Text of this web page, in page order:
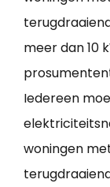
meer dan 10
Iedereen
woningen